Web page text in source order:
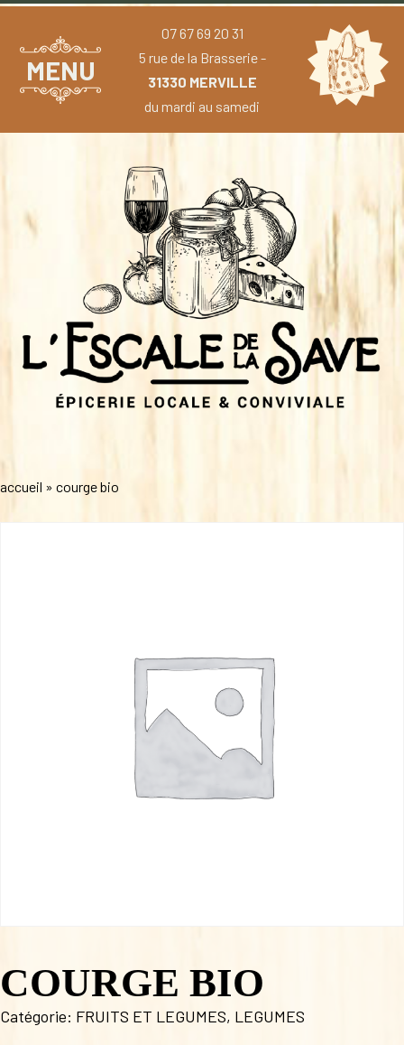
MENU
07 67 69 20 31
5 rue de la Brasserie -
31330 MERVILLE
du mardi au samedi
accueil » courge bio
COURGE BIO
Catégorie: FRUITS ET LEGUMES, LEGUMES